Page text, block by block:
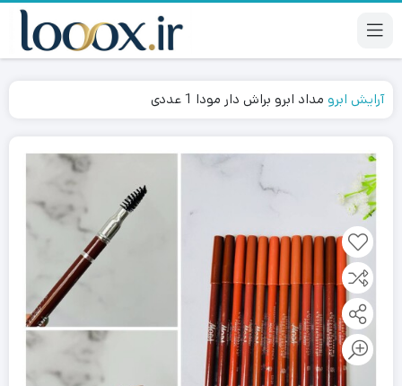
آرایش ابرو مداد ابرو براش دار مودا 1 عددی